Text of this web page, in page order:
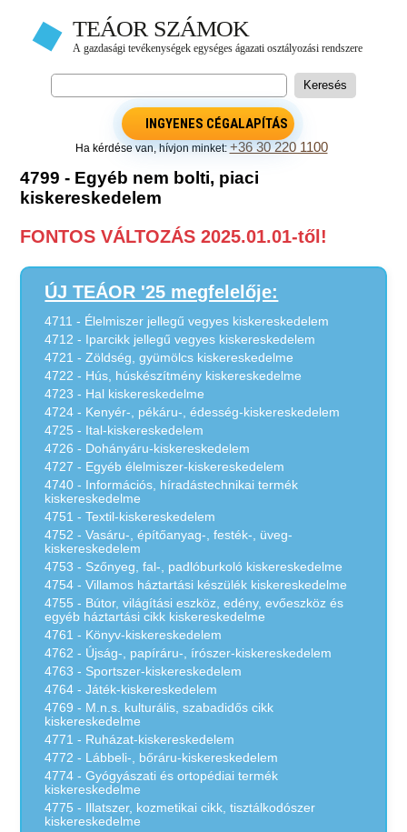
INGYENES CÉGALAPÍTÁS
Ha kérdése van, hívjon minket:+36 30 220 1100
4799 - Egyéb nem bolti, piaci
kiskereskedelem
FONTOS VÁLTOZÁS 2025.01.01-től!
ÚJ TEÁOR '25 megfelelője:
4711 - Élelmiszer jellegű vegyes kiskereskedelem
4712 - Iparcikk jellegű vegyes kiskereskedelem
4721 - Zöldség, gyümölcs kiskereskedelme
4722 - Hús, húskészítmény kiskereskedelme
4723 - Hal kiskereskedelme
4724 - Kenyér-, pékáru-, édesség-kiskereskedelem
4725 - Ital-kiskereskedelem
4726 - Dohányáru-kiskereskedelem
4727 - Egyéb élelmiszer-kiskereskedelem
4740 - Információs, híradástechnikai termék
kiskereskedelme
4751 - Textil-kiskereskedelem
4752 - Vasáru-, építőanyag-, festék-, üveg-
kiskereskedelem
4753 - Szőnyeg, fal-, padlóburkoló kiskereskedelme
4754 - Villamos háztartási készülék kiskereskedelme
4755 - Bútor, világítási eszköz, edény, evőeszköz és
egyéb háztartási cikk kiskereskedelme
4761 - Könyv-kiskereskedelem
4762 - Újság-, papíráru-, írószer-kiskereskedelem
4763 - Sportszer-kiskereskedelem
4764 - Játék-kiskereskedelem
4769 - M.n.s. kulturális, szabadidős cikk
kiskereskedelme
4771 - Ruházat-kiskereskedelem
4772 - Lábbeli-, bőráru-kiskereskedelem
4774 - Gyógyászati és ortopédiai termék
kiskereskedelme
4775 - Illatszer, kozmetikai cikk, tisztálkodószer
kiskereskedelme